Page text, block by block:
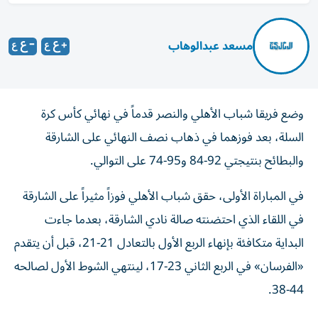
مسعد عبدالوهاب
وضع فريقا شباب الأهلي والنصر قدماً في نهائي كأس كرة
السلة، بعد فوزهما في ذهاب نصف النهائي على الشارقة
والبطائح بنتيجتي 92-84 و95-74 على التوالي.
في المباراة الأولى، حقق شباب الأهلي فوزاً مثيراً على الشارقة
في اللقاء الذي احتضنته صالة نادي الشارقة، بعدما جاءت
البداية متكافئة بإنهاء الربع الأول بالتعادل 21-21، قبل أن يتقدم
«الفرسان» في الربع الثاني 23-17، لينتهي الشوط الأول لصالحه
44-38.